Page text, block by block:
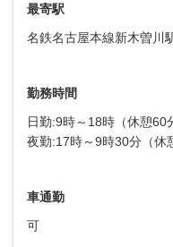
最寄駅
名鉄名古屋本線新木曽川
勤務時間
日勤:9時～18時（休憩60
夜勤:17時～9時30分（休
車通勤
可